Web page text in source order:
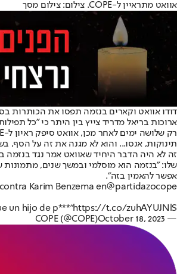
אוואט מתראיין ל-COPE. צילום: צילום מסך
דודו אוואט וקארים בנזמה תפסו את הכותרות
ארוכות בריאל מדריד צייץ בין היתר כי "כל
תינוקות, אנסו... והוא לא מגנה את זה על הסף,
זה לא היה הדבר היחיד שאוואט אמר נגד
שלו: "בנזמה הוא מוסלמי ובמשך שנים,
אפשר להאמין בזה".
Karim Benzema en@partidazocope
un hijo de p***"https://t.co/zuhAYUJNlS
— COPE (@COPE)
October 18, 2023